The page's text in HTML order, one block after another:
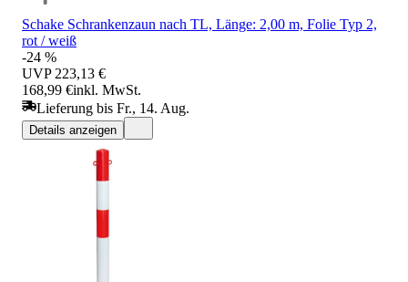
Schake Schrankenzaun nach TL, Länge: 2,00 m, Folie Typ 2,
rot / weiß
-24 %
UVP 223,13 €
168,99 €inkl. MwSt.
Lieferung bis Fr., 14. Aug.
Details anzeigen